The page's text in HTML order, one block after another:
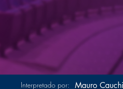
Interpretado por: Mauro Cauchil